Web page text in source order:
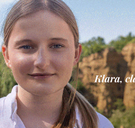
Cronaca 4 Agosto 2026
Un anno fa la strage in A1
Gianni, Giulia e Franco. Lo
processo, lo stop ai
Cronaca 3 Agosto 2026
Scomparso da una
Fiorentino l’uomo che
Levane nel 2020